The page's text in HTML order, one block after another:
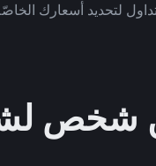
لتحديد أسعارك
من شخص